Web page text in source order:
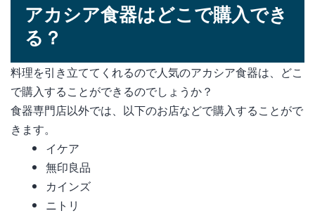
アカシア食器はどこで購入でき
る？
料理を引き立ててくれるので人気のアカシア食器は、どこ
で購入することができるのでしょうか？
食器専門店以外では、以下のお店などで購入することがで
きます。
イケア
無印良品
カインズ
ニトリ